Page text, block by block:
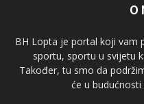
O
BH Lopta je portal koji vam
sportu, sportu u svijetu
Također, tu smo da
će u